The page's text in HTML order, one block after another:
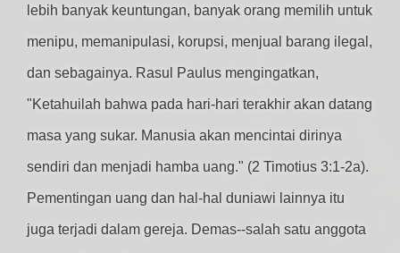
lebih banyak keuntungan, banyak orang memilih untuk
menipu, memanipulasi, korupsi, menjual barang ilegal,
dan sebagainya. Rasul Paulus mengingatkan,
"Ketahuilah bahwa pada hari-hari terakhir akan datang
masa yang sukar. Manusia akan mencintai dirinya
sendiri dan menjadi hamba uang." (2 Timotius 3:1-2a).
Pementingan uang dan hal-hal duniawi lainnya itu
juga terjadi dalam gereja. Demas--salah satu anggota